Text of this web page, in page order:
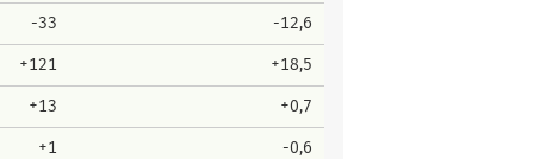
-33 -12,6
+121 +18,5
+13 +0,7
+1 -0,6